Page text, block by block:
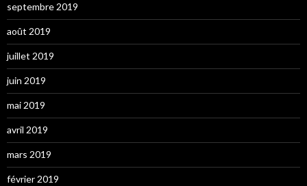
septembre 2019
août 2019
juillet 2019
juin 2019
mai 2019
avril 2019
mars 2019
février 2019